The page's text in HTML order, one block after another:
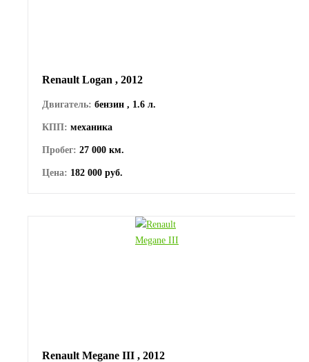
Renault Logan , 2012
Двигатель: бензин , 1.6 л.
КПП: механика
Пробег: 27 000 км.
Цена: 182 000 руб.
Renault Megane III , 2012